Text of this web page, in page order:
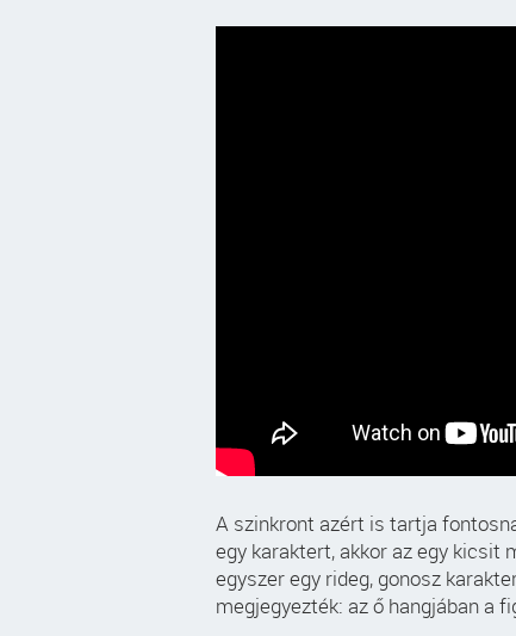
A szinkront azért is tartja
egy karaktert, akkor az egy kicsit
egyszer egy rideg, gonosz
megjegyezték: az ő hangjában a